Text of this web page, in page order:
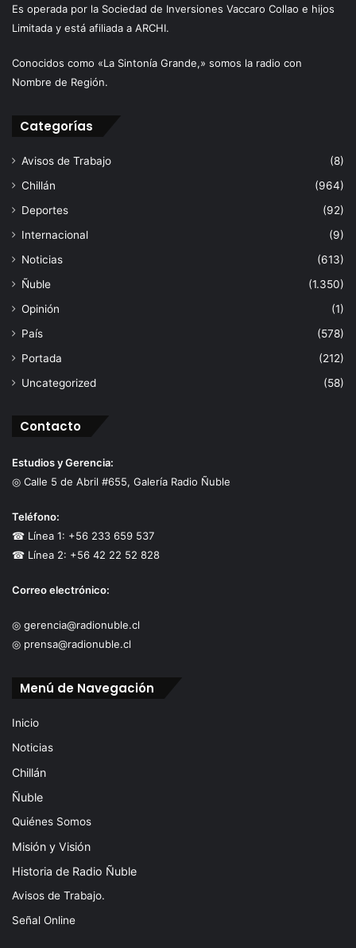
Es operada por la Sociedad de Inversiones Vaccaro Collao e hijos
Limitada y está afiliada a ARCHI.
Conocidos como «La Sintonía Grande,» somos la radio con
Nombre de Región.
Categorías
Avisos de Trabajo
(8)
Chillán
(964)
Deportes
(92)
Internacional
(9)
Noticias
(613)
Ñuble
(1.350)
Opinión
(1)
País
(578)
Portada
(212)
Uncategorized
(58)
Contacto
Estudios y Gerencia:
◎ Calle 5 de Abril #655, Galería Radio Ñuble
Teléfono:
☎ Línea 1: +56 233 659 537
☎ Línea 2: +56 42 22 52 828
Correo electrónico:
◎ gerencia@radionuble.cl
◎ prensa@radionuble.cl
Menú de Navegación
Inicio
Noticias
Chillán
Ñuble
Quiénes Somos
Misión y Visión
Historia de Radio Ñuble
Avisos de Trabajo.
Señal Online